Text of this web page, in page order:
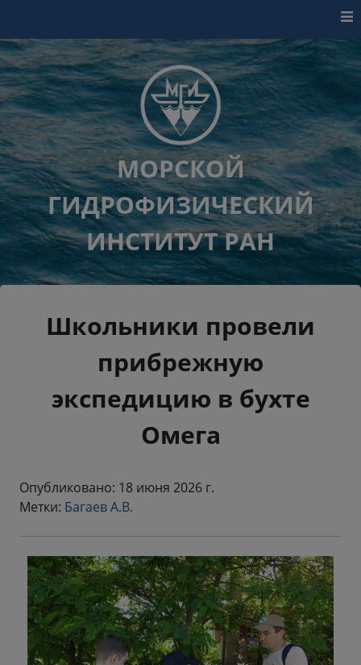
МОРСКОЙ
ГИДРОФИЗИЧЕСКИЙ
ИНСТИТУТ РАН
Школьники провели
прибрежную
экспедицию в бухте
Омега
Опубликовано: 18 июня 2026 г.
Метки: Багаев А.В.